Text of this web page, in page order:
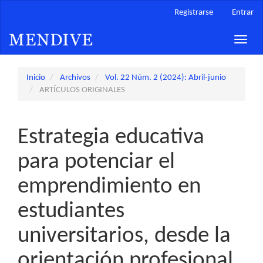
principal
Barra
Registrarse Entrar
Toggle
Inicio Archivos
Vol. 22 Núm. 2 (2024): Abril-junio
ARTÍCULOS ORIGINALES
Estrategia educativa
para potenciar el
emprendimiento en
estudiantes
universitarios, desde la